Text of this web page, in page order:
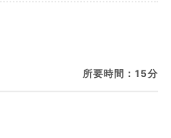
所要時間：15分